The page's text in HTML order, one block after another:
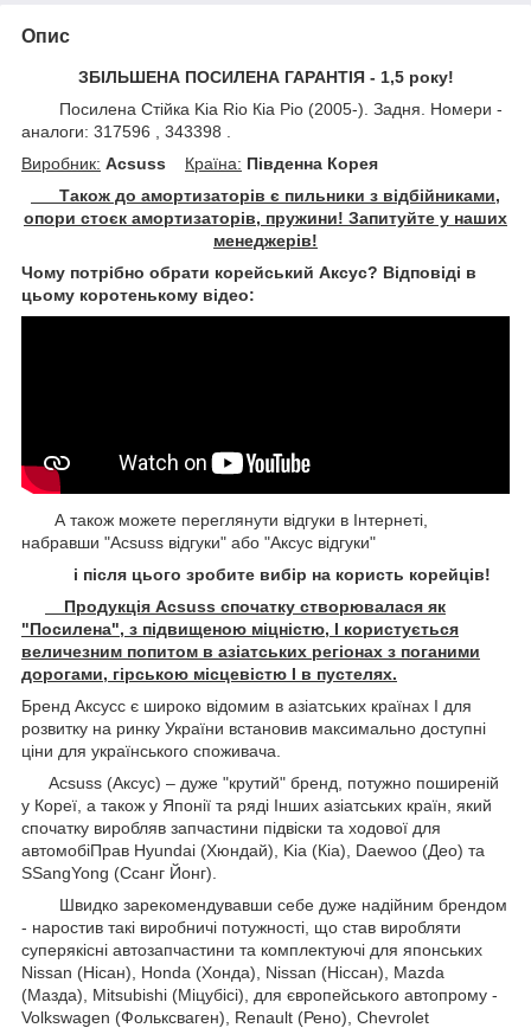
Опис
ЗБІЛЬШЕНА ПОСИЛЕНА ГАРАНТІЯ - 1,5 року!
Посилена Стійка Kia Rio Кіа Ріо (2005-). Задня. Номери -
аналоги: 317596 , 343398 .
Виробник: Acsuss Крaїна: Південна Корея
Також до амортизаторів є пильники з відбійниками,
опори стоєк амортизаторів, пружини! Запитуйте у наших
менеджерів!
Чому потрібно обрати корейський Аксус? Відповіді в
цьому коротенькому відео:
А також можете переглянути відгуки в Інтернеті,
набравши "Acsuss відгуки" або "Аксус відгуки"
і після цього зробите вибір на користь корейців!
Продукція Acsuss спочатку створювалася як
"Посилена", з підвищеною міцністю, І користується
величезним попитом в азіатських регіонах з поганими
дорогами, гірською місцевістю І в пустелях.
Бренд Аксусс є широко відомим в азіатських країнах І для
розвитку на ринку України встановив максимально доступні
ціни для українського споживача.
Acsuss (Аксус) – дуже "крутий" бренд, потужно поширеній
у Кореї, а також у Японії та ряді Інших азіатських країн, який
спочатку виробляв запчастини підвіски та ходової для
автомобіПрав Hyundai (Хюндай), Kia (Кіа), Daewoo (Део) та
SSangYong (Ссанг Йонг).
Швидко зарекомендувавши себе дуже надійним брендом
- наростив такі виробничі потужності, що став виробляти
суперякісні автозапчастини та комплектуючі для японських
Nissan (Нісан), Honda (Хонда), Nissan (Ніссан), Mazda
(Мазда), Mitsubishi (Міцубісі), для європейського автопрому -
Volkswagen (Фольксваген), Renault (Рено), Chevrolet